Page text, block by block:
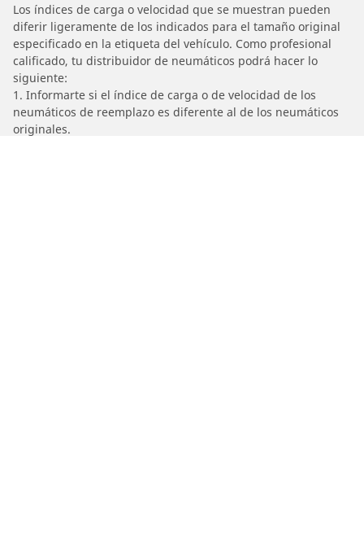
Los índices de carga o velocidad que se muestran pueden
diferir ligeramente de los indicados para el tamaño original
especificado en la etiqueta del vehículo. Como profesional
calificado, tu distribuidor de neumáticos podrá hacer lo
siguiente:
1. Informarte si el índice de carga o de velocidad de los
neumáticos de reemplazo es diferente al de los neumáticos
originales.